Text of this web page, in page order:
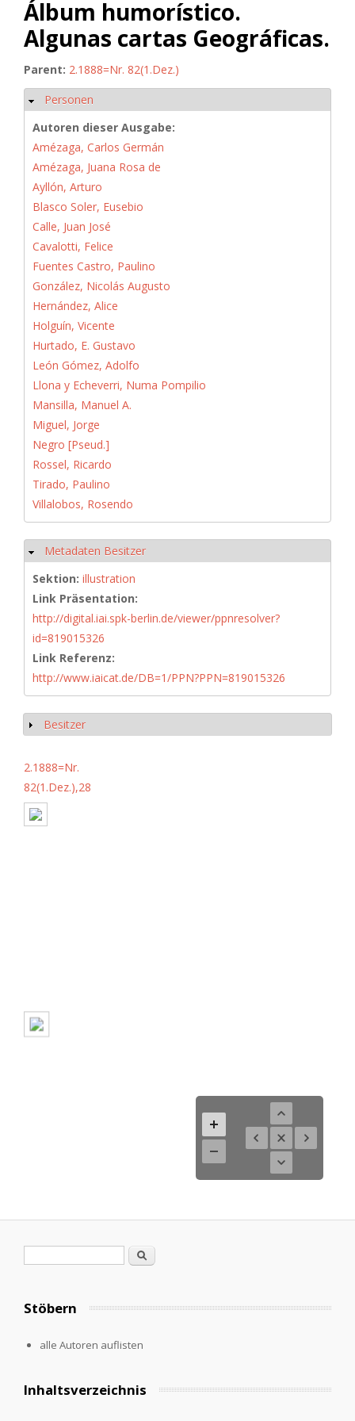
Álbum humorístico.
Algunas cartas Geográficas.
Parent: 2.1888=Nr. 82(1.Dez.)
Ausblenden
Personen
Autoren dieser Ausgabe:
Amézaga, Carlos Germán
Amézaga, Juana Rosa de
Ayllón, Arturo
Blasco Soler, Eusebio
Calle, Juan José
Cavalotti, Felice
Fuentes Castro, Paulino
González, Nicolás Augusto
Hernández, Alice
Holguín, Vicente
Hurtado, E. Gustavo
León Gómez, Adolfo
Llona y Echeverri, Numa Pompilio
Mansilla, Manuel A.
Miguel, Jorge
Negro [Pseud.]
Rossel, Ricardo
Tirado, Paulino
Villalobos, Rosendo
Ausblenden
Metadaten Besitzer
Sektion: illustration
Link Präsentation:
http://digital.iai.spk-berlin.de/viewer/ppnresolver?
id=819015326
Link Referenz:
http://www.iaicat.de/DB=1/PPN?PPN=819015326
Anzeigen
Besitzer
2.1888=Nr.
82(1.Dez.),28
Suche
Stöbern
alle Autoren auflisten
Inhaltsverzeichnis